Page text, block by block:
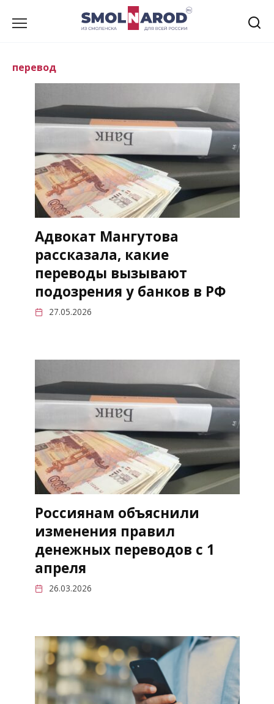
перевод
Адвокат Мангутова
рассказала, какие
переводы вызывают
подозрения у банков в РФ
27.05.2026
Россиянам объяснили
изменения правил
денежных переводов с 1
апреля
26.03.2026